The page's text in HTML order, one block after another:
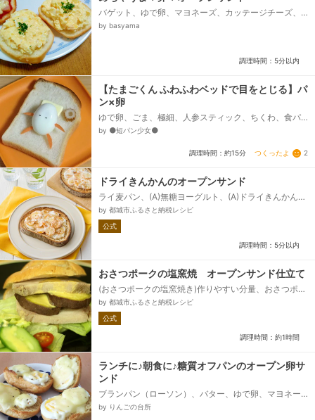
バゲット、ゆで卵、マヨネーズ、カッテージチーズ、
はちみつ、パセリ
by basyama
調理時間：5分以内
【たまごくん ふわふわベッドで目をとじる】パ
ン×卵
ゆで卵、ごま、極細、人参スティック、ちくわ、食パ
ン、バター、マヨネーズ、塩コショウ
by ⚫短パン少女⚫
調理時間：約15分 つくったよ 2
ドライきんかんのオープンサンド
ライ麦パン、(A)無糖ヨーグルト、(A)ドライきんかん、
はちみつ、シナモン
by 都城市ふるさと納税レシピ
公式
調理時間：5分以内
おさつポークの塩窯焼 オープンサンド仕立て
(おさつポークの塩窯焼き)作りやすい分量、おさつポー
ク、さつまいも、卵白、塩、ローズマリー、(オープン
サンド)、パン、※お好みの具材、きゅうり、レタス、
トマト など、(ソース)、卵黄、マヨネーズ、塩・胡
by 都城市ふるさと納税レシピ
公式
調理時間：約1時間
ランチに♪朝食に♪糖質オフパンのオープン卵サ
ンド
ブランパン（ローソン）、バター、ゆで卵、マヨネー
ズ、とろけるチーズ、黒コショウ（お好みで）
by りんごの台所